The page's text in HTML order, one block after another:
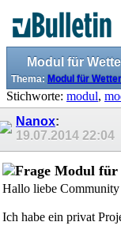
Modul für
Thema: Modul für
Stichworte: modul,
Nanox:
19.07.2014 22:04
Modul für
Hallo liebe Community
Ich habe ein privat